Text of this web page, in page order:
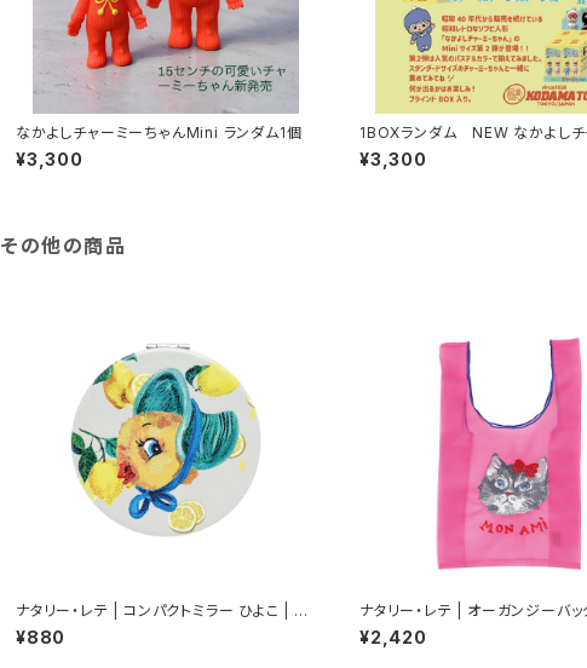
なかよしチャーミーちゃんMini ランダム1個
¥3,300
1BOXランダム NEW なかよしチ
ゃんMini第2弾
¥3,300
その他の商品
ナタリー・レテ | コンパクトミラー ひよこ | C
ompact mirror Chick
¥880
ナタリー・レテ | オーガンジーバ
ーキャット | Organdy Bag S
¥2,420